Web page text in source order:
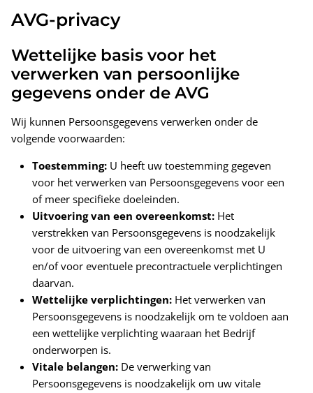
AVG-privacy
Wettelijke basis voor het
verwerken van persoonlijke
gegevens onder de AVG
Wij kunnen Persoonsgegevens verwerken onder de
volgende voorwaarden:
Toestemming: U heeft uw toestemming gegeven
voor het verwerken van Persoonsgegevens voor een
of meer specifieke doeleinden.
Uitvoering van een overeenkomst: Het
verstrekken van Persoonsgegevens is noodzakelijk
voor de uitvoering van een overeenkomst met U
en/of voor eventuele precontractuele verplichtingen
daarvan.
Wettelijke verplichtingen: Het verwerken van
Persoonsgegevens is noodzakelijk om te voldoen aan
een wettelijke verplichting waaraan het Bedrijf
onderworpen is.
Vitale belangen: De verwerking van
Persoonsgegevens is noodzakelijk om uw vitale